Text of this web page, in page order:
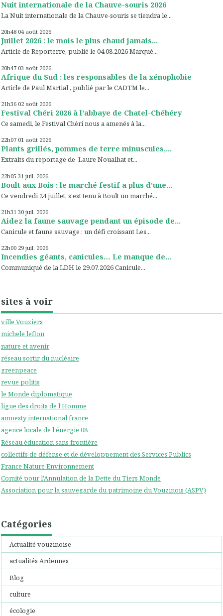
Nuit internationale de la Chauve-souris 2026
La Nuit internationale de la Chauve-souris se tiendra le...
20h48 04 août 2026
Juillet 2026 : le mois le plus chaud jamais...
Article de Reporterre, publié le 04.08.2026 Marqué...
20h47 03 août 2026
Afrique du Sud : les responsables de la xénophobie
Article de Paul Martial , publié par le CADTM le...
21h36 02 août 2026
Festival Chéri 2026 à l'abbaye de Chatel-Chéhéry
Ce samedi, le Festival Chéri nous a amenés à la...
22h07 01 août 2026
Plants grillés, pommes de terre minuscules,...
Extraits du reportage de Laure Noualhat et...
22h05 31 juil. 2026
Boult aux Bois : le marché festif a plus d'une...
Ce vendredi 24 juillet, s'est tenu à Boult un marché...
21h31 30 juil. 2026
Aidez la faune sauvage pendant un épisode de...
Canicule et faune sauvage : un défi croissant Les...
22h00 29 juil. 2026
Incendies géants, canicules… Le manque de...
Communiqué de la LDH le 29.07.2026 Canicule...
sites à voir
ville Vouziers
michele leflon
nature et avenir
réseau sortir du nucléaire
greenpeace
revue politis
le Monde diplomatique
ligue des droits de l'Homme
amnesty international france
agence locale de l'énergie 08
Réseau éducation sans frontière
collectifs de défense et de développement des Services Publics
France Nature Environnement
Comité pour l'Annulation de la Dette du Tiers Monde
Association pour la sauvegarde du patrimoine du Vouzinois (ASPV)
Catégories
Actualité vouzinoise
actualités Ardennes
Blog
culture
écologie